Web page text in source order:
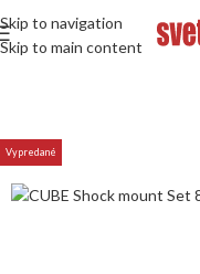
Skip to navigation
Skip to main content
Vypredané